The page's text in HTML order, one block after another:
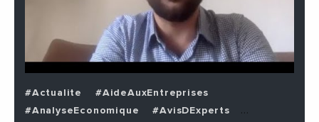
#Actualite
#AideAuxEntreprises
#AnalyseEconomique
#AvisDExperts